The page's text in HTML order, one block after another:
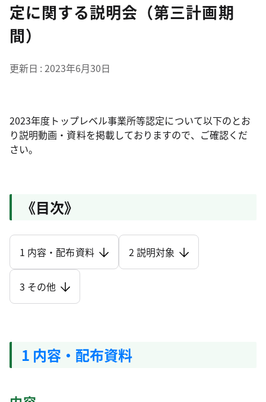
定に関する説明会（第三計画期
間）
更新日 2023年6月30日
2023年度トップレベル事業所等認定について以下のとお
り説明動画・資料を掲載しておりますので、ご確認くだ
さい。
《目次》
1 内容・配布資料 2 説明対象
3 その他
1 内容・配布資料